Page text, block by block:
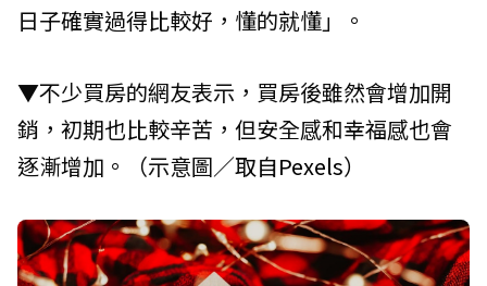
日子確實過得比較好，懂的就懂」。
▼不少買房的網友表示，買房後雖然會增加開
銷，初期也比較辛苦，但安全感和幸福感也會
逐漸增加。（示意圖／取自Pexels）